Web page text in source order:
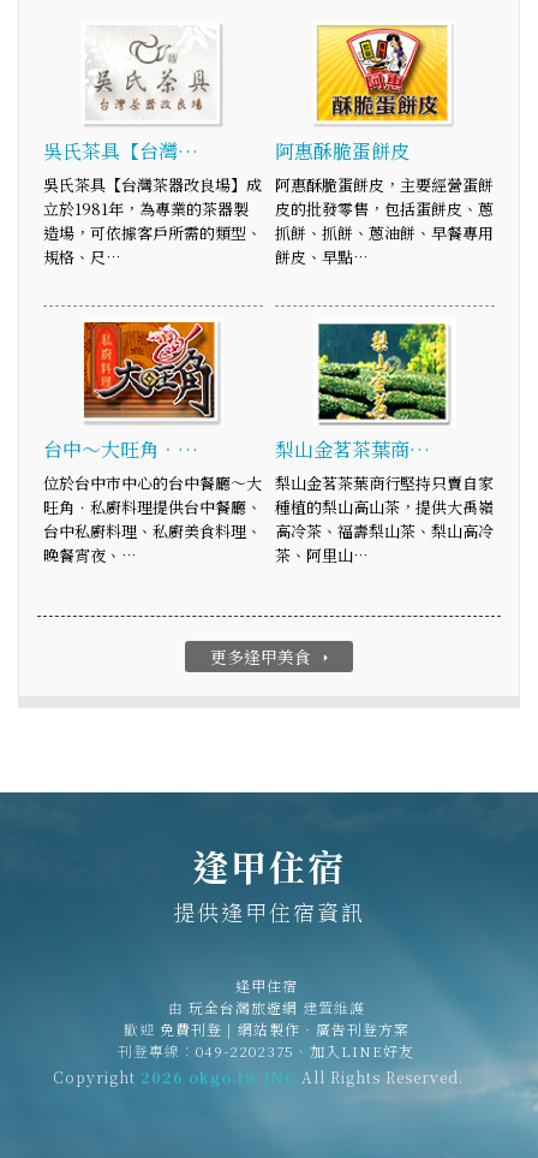
吳氏茶具【台灣…
吳氏茶具【台灣茶器改良場】成
立於1981年，為專業的茶器製
造場，可依據客戶所需的類型、
規格、尺…
阿惠酥脆蛋餅皮
阿惠酥脆蛋餅皮，主要經營蛋餅
皮的批發零售，包括蛋餅皮、蔥
抓餅、抓餅、蔥油餅、早餐專用
餅皮、早點…
台中～大旺角．…
位於台中市中心的台中餐廳～大
旺角．私廚料理提供台中餐廳、
台中私廚料理、私廚美食料理、
晚餐宵夜、…
梨山金茗茶葉商…
梨山金茗茶葉商行堅持只賣自家
種植的梨山高山茶，提供大禹嶺
高冷茶、福壽梨山茶、梨山高冷
茶、阿里山…
更多逢甲美食 arrow_right
逢甲住宿
提供逢甲住宿資訊
逢甲住宿
由 玩全台灣旅遊網 建置維護
歡迎 免費刊登 | 網站製作‧廣告刊登方案
刊登專線： 049-2202375 、 加入LINE好友
Copyright 2026 okgo.tw INC All Rights Reserved.